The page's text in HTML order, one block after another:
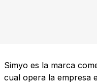
Simyo es la marca
cual opera la empresa